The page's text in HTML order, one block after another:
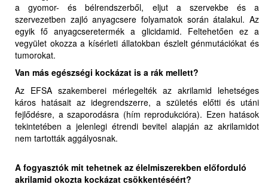
a gyomor- és bélrendszerből, eljut a szervekbe és a
szervezetben zajló anyagcsere folyamatok során átalakul. Az
egyik fő anyagcseretermék a glicidamid. Feltehetően ez a
vegyület okozza a kísérleti állatokban észlelt génmutációkat és
tumorokat.
Van más egészségi kockázat is a rák mellett?
Az EFSA szakemberei mérlegelték az akrilamid lehetséges
káros hatásait az idegrendszerre, a születés előtti és utáni
fejlődésre, a szaporodásra (hím reprodukcióra). Ezen hatások
tekintetében a jelenlegi étrendi bevitel alapján az akrilamidot
nem tartották aggályosnak.
A fogyasztók mit tehetnek az élelmiszerekben előforduló
akrilamid okozta kockázat csökkentéséért?